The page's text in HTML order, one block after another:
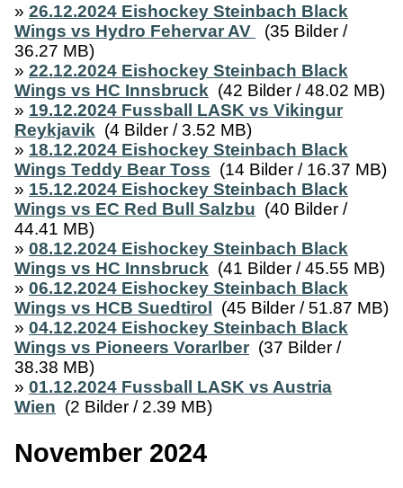
» 26.12.2024 Eishockey Steinbach Black
Wings vs Hydro Fehervar AV
(35 Bilder /
36.27 MB)
» 22.12.2024 Eishockey Steinbach Black
Wings vs HC Innsbruck (42 Bilder / 48.02 MB)
» 19.12.2024 Fussball LASK vs Vikingur
Reykjavik (4 Bilder / 3.52 MB)
» 18.12.2024 Eishockey Steinbach Black
Wings Teddy Bear Toss (14 Bilder / 16.37 MB)
» 15.12.2024 Eishockey Steinbach Black
Wings vs EC Red Bull Salzbu (40 Bilder /
44.41 MB)
» 08.12.2024 Eishockey Steinbach Black
Wings vs HC Innsbruck (41 Bilder / 45.55 MB)
» 06.12.2024 Eishockey Steinbach Black
Wings vs HCB Suedtirol (45 Bilder / 51.87 MB)
» 04.12.2024 Eishockey Steinbach Black
Wings vs Pioneers Vorarlber (37 Bilder /
38.38 MB)
» 01.12.2024 Fussball LASK vs Austria
Wien (2 Bilder / 2.39 MB)
November 2024